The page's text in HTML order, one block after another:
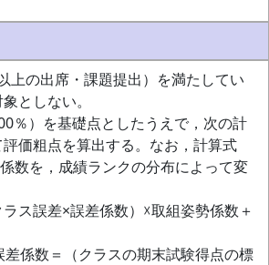
上の出席・課題提出）を満たしてい
としない。
％）を基礎点としたうえで，次の計
価粗点を算出する。なお，計算式
数を，成績ランクの分布によって変
ラス誤差×誤差係数）☓取組姿勢係数＋
係数＝（クラスの期末試験得点の標